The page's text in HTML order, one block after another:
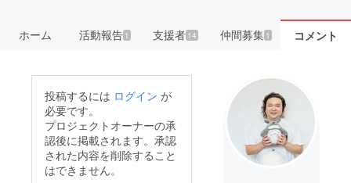
ホーム 活動報告1 支援者 14 仲間募集 1 コメント
投稿するには ログイン が
必要です。
プロジェクトオーナーの承
認後に掲載されます。承認
された内容を削除すること
はできません。